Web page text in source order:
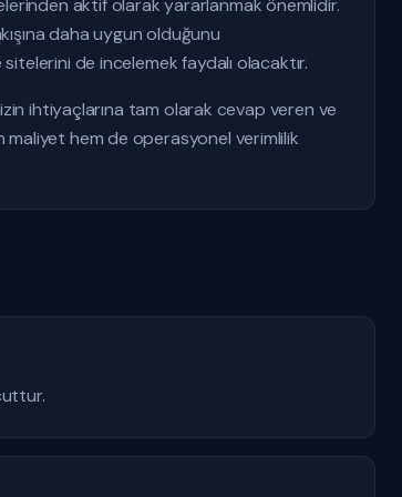
aktif olarak yararlanmak önemlidir.
daha uygun olduğunu
de incelemek faydalı olacaktır.
ihtiyaçlarına tam olarak cevap veren ve
maliyet hem de operasyonel verimlilik